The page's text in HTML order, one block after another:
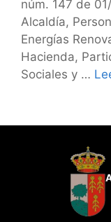
núm. 147 de
Alcaldía,
Energías
Hacienda,
Sociales y …